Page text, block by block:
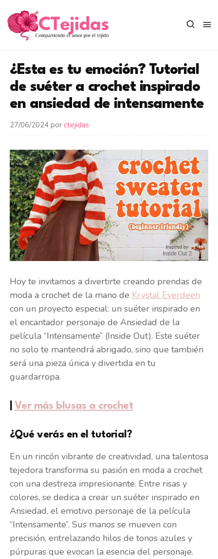
contenido
¿Esta es tu emoción? Tutorial
de suéter a crochet inspirado
en ansiedad de intensamente
27/06/2024 por ctejidas
Hoy te invitamos a divertirte creando prendas de
moda a crochet de la mano de Krystal Everdeen
con un proyecto especial: un suéter inspirado en
el encantador personaje de Ansiedad de la
película “Intensamente” (Inside Out). Este suéter
no solo te mantendrá abrigado, sino que también
será una pieza única y divertida en tu
guardarropa.
Ver más blusas a crochet
¿Qué verás en el tutorial?
En un rincón vibrante de creatividad, una talentosa
tejedora transforma su pasión en moda a crochet
con una destreza impresionante. Entre risas y
colores, se dedica a crear un suéter inspirado en
Ansiedad, el emotivo personaje de la película
“Intensamente”. Sus manos se mueven con
precisión, entrelazando hilos de tonos azules y
púrpuras que evocan la esencia del personaje.